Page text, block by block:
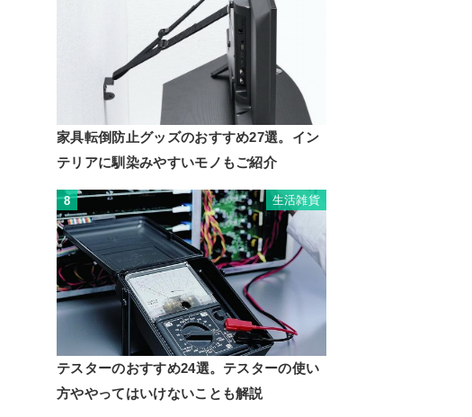
家具転倒防止グッズのおすすめ27選。イン
テリアに馴染みやすいモノもご紹介
8 生活雑貨
テスターのおすすめ24選。テスターの使い
方ややってはいけないことも解説